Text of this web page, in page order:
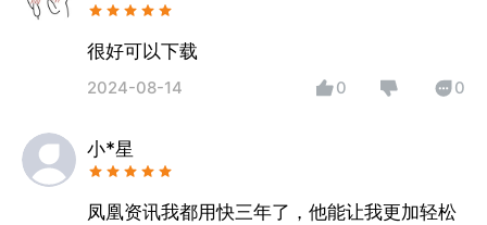
很好可以下载
2024-08-14 0 0
小*星
凤凰资讯我都用快三年了，他能让我更加轻松